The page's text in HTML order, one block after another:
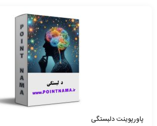
پاورپوینت دلبستگی